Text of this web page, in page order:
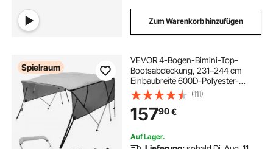
Zum Warenkorb hinzufügen
Spielraum
VEVOR 4-Bogen-Bimini-Top-
Bootsabdeckung, 231–244 cm
Einbaubreite 600D-Polyester-
Überdachung, Bootsverdeck mit
Abnehmbare Mesh-Seitenwände,
Wasserdicht & Sonnenschutz, inkl.
Aufbewahrungsbox Hellgrau
(111)
15790€
Auf Lager.